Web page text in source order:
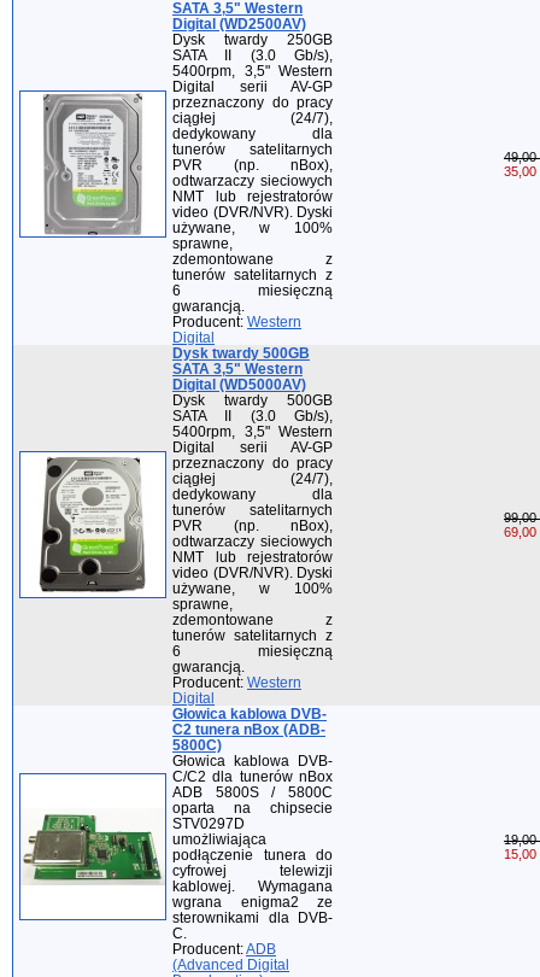
SATA 3,5" Western
Digital (WD2500AV)
Dysk twardy 250GB
SATA II (3.0 Gb/s),
5400rpm, 3,5" Western
Digital serii AV-GP
przeznaczony do pracy
ciągłej (24/7),
dedykowany dla
tunerów satelitarnych
PVR (np. nBox),
odtwarzaczy sieciowych
NMT lub rejestratorów
video (DVR/NVR). Dyski
używane, w 100%
sprawne,
zdemontowane z
tunerów satelitarnych z
6 miesięczną
gwarancją.
Producent: Western
Digital
49,00
35,00
Dysk twardy 500GB
SATA 3,5" Western
Digital (WD5000AV)
Dysk twardy 500GB
SATA II (3.0 Gb/s),
5400rpm, 3,5" Western
Digital serii AV-GP
przeznaczony do pracy
ciągłej (24/7),
dedykowany dla
tunerów satelitarnych
PVR (np. nBox),
odtwarzaczy sieciowych
NMT lub rejestratorów
video (DVR/NVR). Dyski
używane, w 100%
sprawne,
zdemontowane z
tunerów satelitarnych z
6 miesięczną
gwarancją.
Producent: Western
Digital
99,00
69,00
Głowica kablowa DVB-
C2 tunera nBox (ADB-
5800C)
Głowica kablowa DVB-
C/C2 dla tunerów nBox
ADB 5800S / 5800C
oparta na chipsecie
STV0297D
umożliwiająca
podłączenie tunera do
cyfrowej telewizji
kablowej. Wymagana
wgrana enigma2 ze
sterownikami dla DVB-
C.
Producent:ADB
(Advanced Digital
19,00
15,00